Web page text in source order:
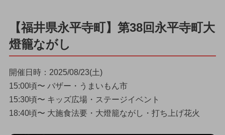
【福井県永平寺町】第38回永平寺町大
燈籠ながし
開催日時：2025/08/23(土)
15:00頃〜 バザー・うまいもん市
15:30頃〜 キッズ広場・ステージイベント
18:40頃〜 大施食法要・大燈籠ながし・打ち上げ花火